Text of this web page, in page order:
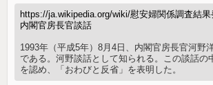
https://ja.wikipedia.org/wiki/慰安婦関係調査結
内閣官房長官談話
1993年（平成5年）8月4日、内閣官房長官河野
である。河野談話として知られる。この談話の
を認め、「おわびと反省」を表明した。